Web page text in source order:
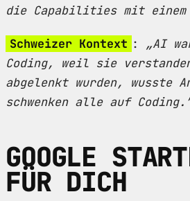
die Capabilities mit einem
Schweizer Kontext : „AI
Coding, weil sie
abgelenkt wurden, wusste
schwenken alle auf
GOOGLE
FÜR DICH